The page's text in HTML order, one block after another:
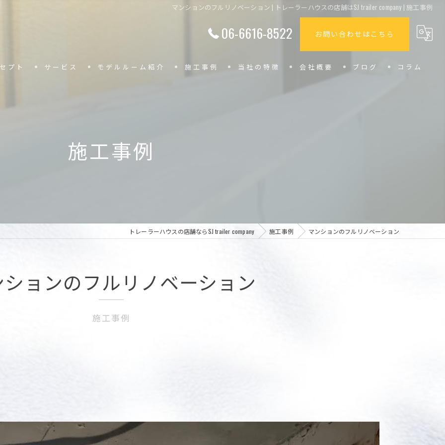
マンションのフルリノベーション | トレーラーハウスの店舗はSJ trailer company | 施工事例
06-6616-8522 お問い合わせはこちら
プト サービス モデルルーム紹介 施工事例 当社の特徴 会社概要 ブログ コラム
施工事例
トレーラーハウスの店舗ならSJ trailer company 施工事例 マンションのフルリノベーション
施工事例
ョンのフルリノベーション